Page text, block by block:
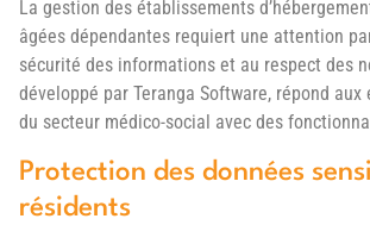
La gestion des établissements
âgées dépendantes requiert une attention
sécurité des informations et au respect des
développé par Teranga Software, répond
du secteur médico-social avec des
Protection des données
résidents